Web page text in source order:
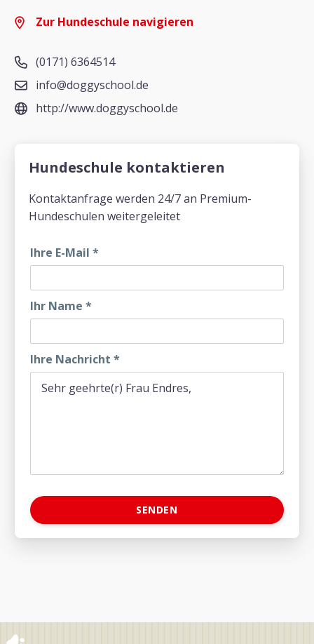
Zur Hundeschule navigieren
(0171) 6364514
info@doggyschool.de
http://www.doggyschool.de
Hundeschule kontaktieren
Kontaktanfrage werden 24/7 an Premium-
Hundeschulen weitergeleitet
Ihre E-Mail *
Ihr Name *
Ihre Nachricht *